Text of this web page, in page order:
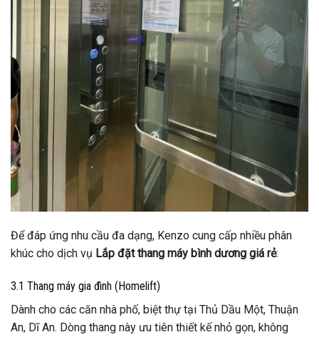
Để đáp ứng nhu cầu đa dạng, Kenzo cung cấp nhiều phân
khúc cho dịch vụ Lắp đặt thang máy bình dương giá rẻ:
3.1 Thang máy gia đình (Homelift)
Dành cho các căn nhà phố, biệt thự tại Thủ Dầu Một, Thuận
An, Dĩ An. Dòng thang này ưu tiên thiết kế nhỏ gọn, không